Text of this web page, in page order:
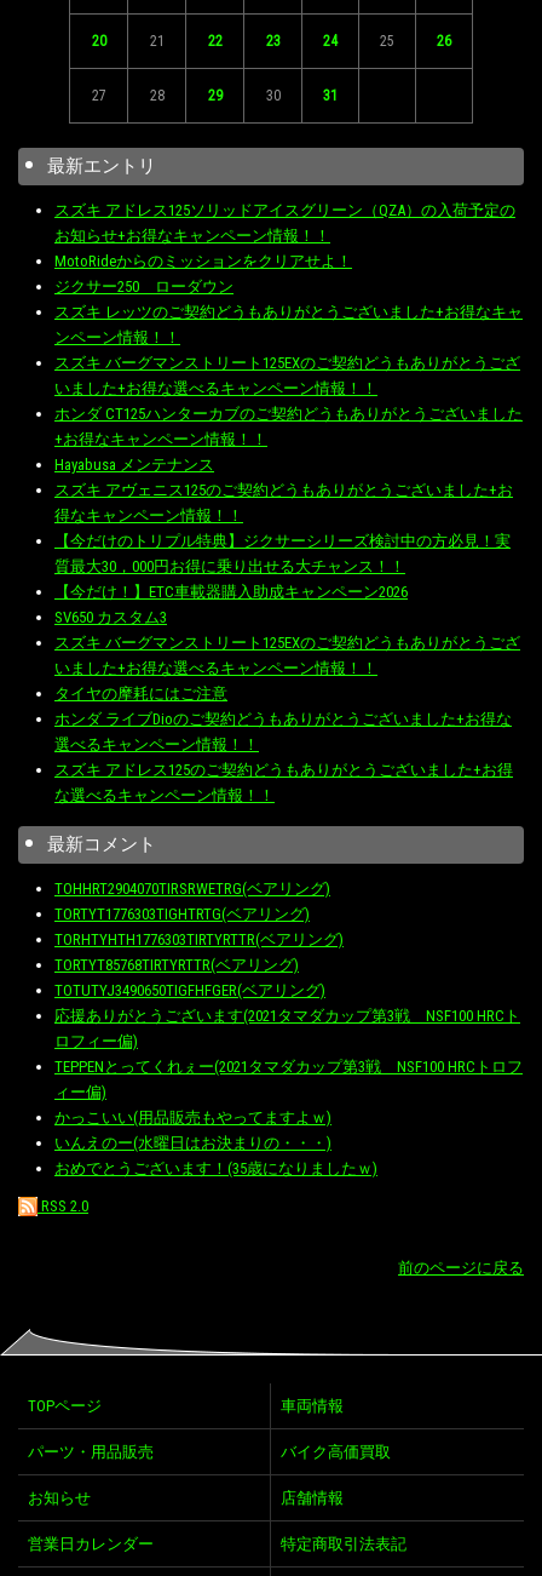
20 21 22 23 24 25 26
27 28 29 30 31
最新エントリ
スズキ アドレス125ソリッドアイスグリーン（QZA）の入荷予定の
お知らせ+お得なキャンペーン情報！！
MotoRideからのミッションをクリアせよ！
ジクサー250 ローダウン
スズキ レッツのご契約どうもありがとうございました+お得なキャ
ンペーン情報！！
スズキ バーグマンストリート125EXのご契約どうもありがとうござ
いました+お得な選べるキャンペーン情報！！
ホンダ CT125ハンターカブのご契約どうもありがとうございました
+お得なキャンペーン情報！！
Hayabusa メンテナンス
スズキ アヴェニス125のご契約どうもありがとうございました+お
得なキャンペーン情報！！
【今だけのトリプル特典】ジクサーシリーズ検討中の方必見！実
質最大30，000円お得に乗り出せる大チャンス！！
【今だけ！】ETC車載器購入助成キャンペーン2026
SV650 カスタム3
スズキ バーグマンストリート125EXのご契約どうもありがとうござ
いました+お得な選べるキャンペーン情報！！
タイヤの摩耗にはご注意
ホンダ ライブDioのご契約どうもありがとうございました+お得な
選べるキャンペーン情報！！
スズキ アドレス125のご契約どうもありがとうございました+お得
な選べるキャンペーン情報！！
最新コメント
TOHHRT2904070TIRSRWETRG(ベアリング)
TORTYT1776303TIGHTRTG(ベアリング)
TORHTYHTH1776303TIRTYRTTR(ベアリング)
TORTYT85768TIRTYRTTR(ベアリング)
TOTUTYJ3490650TIGFHFGER(ベアリング)
応援ありがとうございます(2021タマダカップ第3戦 NSF100 HRCト
ロフィー偏)
TEPPENとってくれぇー(2021タマダカップ第3戦 NSF100 HRCトロフ
ィー偏)
かっこいい(用品販売もやってますよｗ)
いんえのー(水曜日はお決まりの・・・)
おめでとうございます！(35歳になりましたｗ)
RSS 2.0
前のページに戻る
TOPページ 車両情報
パーツ・用品販売 バイク高価買取
お知らせ 店舗情報
営業日カレンダー 特定商取引法表記